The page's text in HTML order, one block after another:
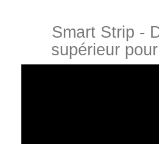
Smart Strip -
supérieur